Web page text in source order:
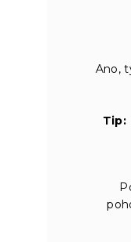
Ano,
Tip: